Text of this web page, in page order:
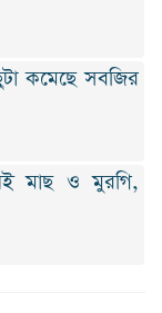
কমেছে সবজির
মাছ ও মুরগি,